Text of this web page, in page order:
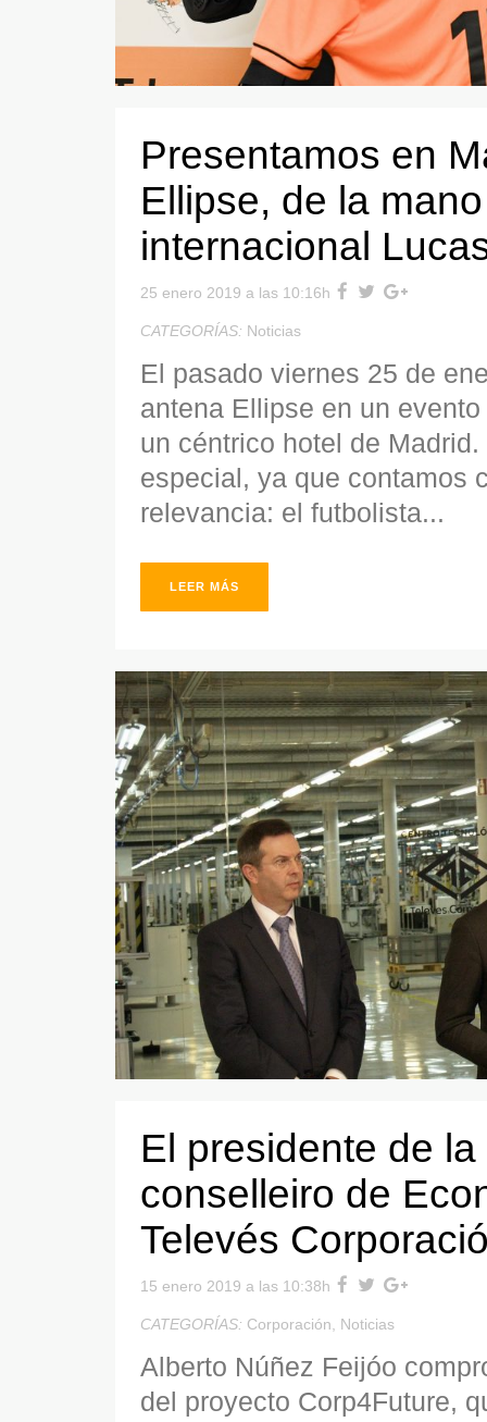
Presentamos en
Ellipse, de la
internacional
25 enero 2019 a las 10:16h
CATEGORÍAS: Noticias
El pasado viernes 25 de
antena Ellipse en un
un céntrico hotel de
especial, ya que contamos
relevancia: el futbolista...
LEER MÁS
El presidente de
conselleiro de
Televés
15 enero 2019 a las 10:38h
CATEGORÍAS: Corporación, Noticias
Alberto Núñez Feijóo
del proyecto Corp4Future,